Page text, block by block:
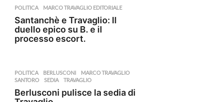
POLITICA MARCO TRAVAGLIO EDITORIALE
Santanchè e Travaglio: Il
duello epico su B. e il
processo escort.
POLITICA BERLUSCONI ,MARCO TRAVAGLIO
SANTORO
,SEDIA ,TRAVAGLIO
Berlusconi pulisce la sedia di